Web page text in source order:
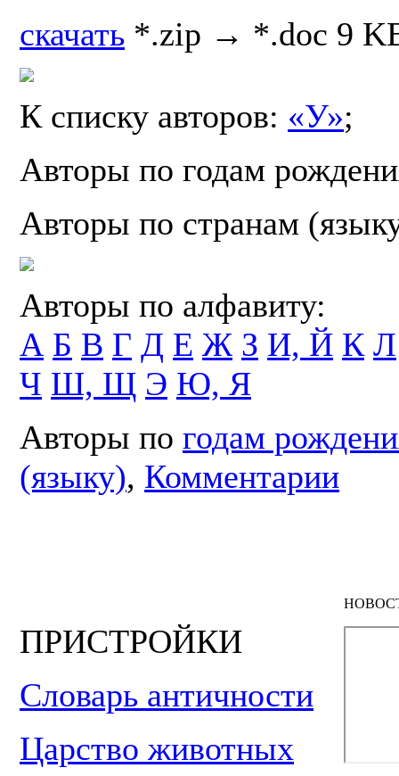
скачать *.zip → *.doc 9
К списку авторов: «У»;
Авторы по годам
Авторы по странам
Авторы по алфавиту:
А Б В Г Д Е Ж З И, Й К Л
Ч Ш, Щ Э Ю, Я
Авторы по годам
(языку), Комментарии
ПРИСТРОЙКИ
Словарь античности
Царство животных